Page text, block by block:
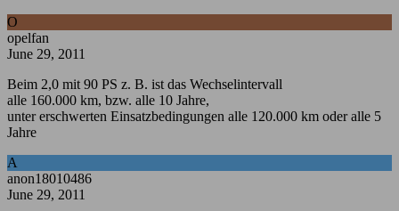
O
opelfan
June 29, 2011
Beim 2,0 mit 90 PS z. B. ist das Wechselintervall
alle 160.000 km, bzw. alle 10 Jahre,
unter erschwerten Einsatzbedingungen alle 120.000 km oder alle 5
Jahre
A
anon18010486
June 29, 2011